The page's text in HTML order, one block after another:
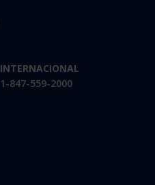
INTERNACIONAL
1-847-559-2000